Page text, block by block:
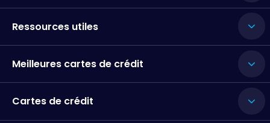
Ressources utiles
Meilleures cartes de crédit
Cartes de crédit